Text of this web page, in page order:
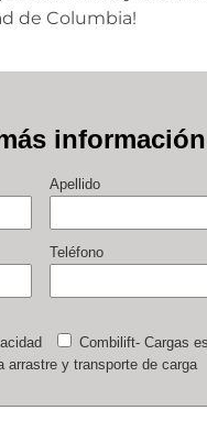
de Columbia!